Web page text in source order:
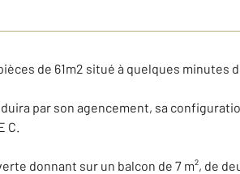
de 61m2 situé à quelques minutes
par son agencement, sa
C.
donnant sur un balcon de 7 m², de